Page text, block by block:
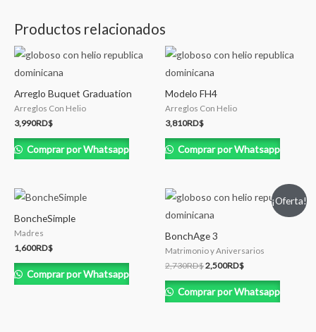
Productos relacionados
Arreglo Buquet Graduation
Arreglos Con Helio
3,990RD$
Comprar por Whatsapp
Modelo FH4
Arreglos Con Helio
3,810RD$
Comprar por Whatsapp
BoncheSimple
Madres
1,600RD$
Comprar por Whatsapp
¡Oferta!
BonchAge 3
Matrimonio y Aniversarios
2,730RD$2,500RD$
Comprar por Whatsapp